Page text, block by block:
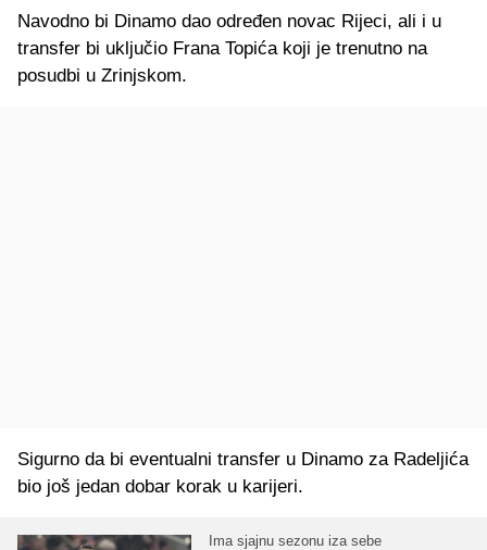
Navodno bi Dinamo dao određen novac Rijeci, ali i u
transfer bi uključio Frana Topića koji je trenutno na
posudbi u Zrinjskom.
Sigurno da bi eventualni transfer u Dinamo za Radeljića
bio još jedan dobar korak u karijeri.
Ima sjajnu sezonu iza sebe